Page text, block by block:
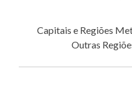
Capitais e Regiões
Outras